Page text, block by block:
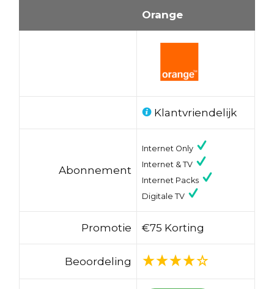
Orange
Klantvriendelijk
Abonnement
Internet Only
Internet & TV
Internet Packs
Digitale TV
Promotie €75 Korting
Beoordeling